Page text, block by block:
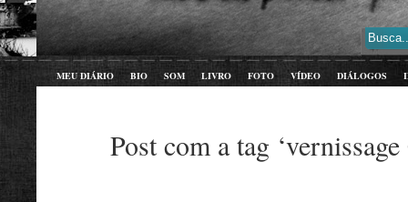
MEU DIÁRIO BIO SOM LIVRO FOTO VÍDEO DIÁLOGOS
Post com a tag